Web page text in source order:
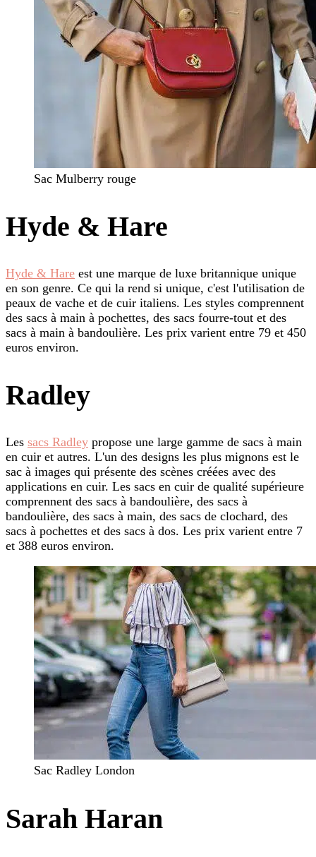
Sac Mulberry rouge
Hyde & Hare
Hyde & Hare est une marque de luxe britannique unique
en son genre. Ce qui la rend si unique, c'est l'utilisation de
peaux de vache et de cuir italiens. Les styles comprennent
des sacs à main à pochettes, des sacs fourre-tout et des
sacs à main à bandoulière. Les prix varient entre 79 et 450
euros environ.
Radley
Les sacs Radley propose une large gamme de sacs à main
en cuir et autres. L'un des designs les plus mignons est le
sac à images qui présente des scènes créées avec des
applications en cuir. Les sacs en cuir de qualité supérieure
comprennent des sacs à bandoulière, des sacs à
bandoulière, des sacs à main, des sacs de clochard, des
sacs à pochettes et des sacs à dos. Les prix varient entre 7
et 388 euros environ.
Sac Radley London
Sarah Haran